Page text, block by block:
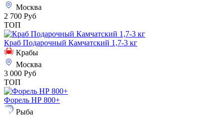
Москва
2 700 Руб
ТОП
Краб Подарочный Камчатский 1,7-3 кг
Крабы
Москва
3 000 Руб
ТОП
Форель НР 800+
Рыба